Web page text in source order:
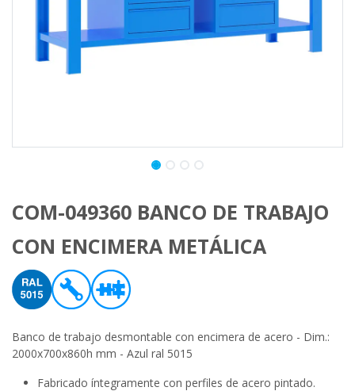
COM-049360 BANCO DE TRABAJO
CON ENCIMERA METÁLICA
Banco de trabajo desmontable con encimera de acero - Dim.:
2000x700x860h mm - Azul ral 5015
Fabricado íntegramente con perfiles de acero pintado.